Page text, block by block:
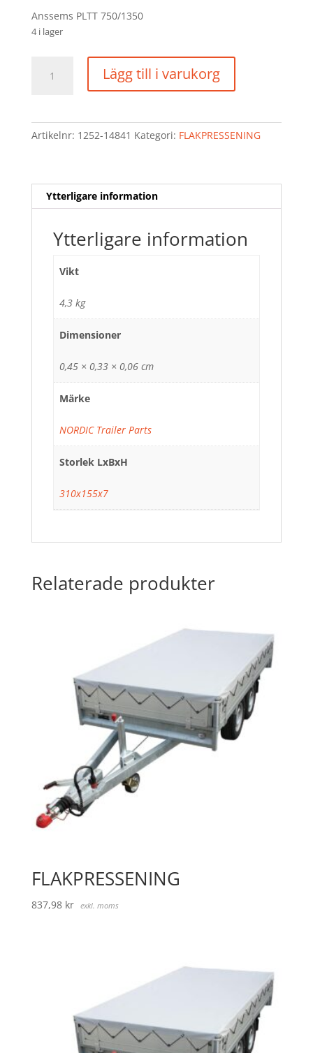
Anssems PLTT 750/1350
4 i lager
mängd
Lägg till i varukorg
Artikelnr: 1252-14841 Kategori: FLAKPRESSENING
Ytterligare information
Ytterligare information
Vikt
4,3 kg
Dimensioner
0,45 × 0,33 × 0,06 cm
Märke
NORDIC Trailer Parts
Storlek LxBxH
310x155x7
Relaterade produkter
FLAKPRESSENING
837,98 kr exkl. moms